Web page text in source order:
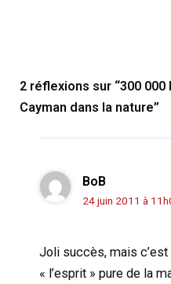
2 réflexions sur “300
Cayman dans la nature”
BoB
24 juin 2011 à
Joli succès, mais c’est
« l’esprit » pure de la